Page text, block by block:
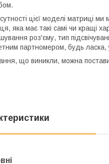
цієї моделі матриці
яка має такі самі чи кращі
роз'єму, тип
партномером, будь ласка,
що виникли, можна